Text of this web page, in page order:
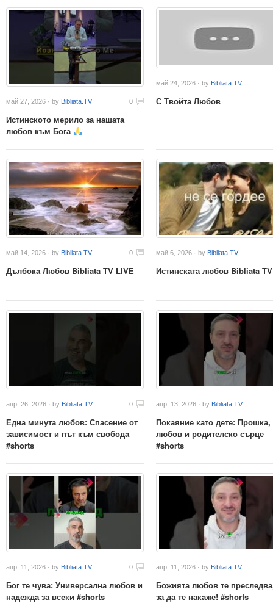
май 27, 2026 · by Bibliata.TV 0
Истинското мерило за нашата
любов към Бога
май 24, 2026 · by Bibliata.TV
С Твойта Любов
май 14, 2026 · by Bibliata.TV 0
Дълбока Любов Bibliata TV LIVE
май 6, 2026 · by Bibliata.TV
Истинската любов Bibliata
апр. 26, 2026 · by Bibliata.TV 0
Една минута любов: Спасение от
зависимост и път към свобода
#shorts
апр. 13, 2026 · by Bibliata.TV
Покаяние като дете: Прошка,
любов и родителско сърце
#shorts
апр. 11, 2026 · by Bibliata.TV 0
Бог те чува: Универсална любов и
надежда за всеки #shorts
апр. 11, 2026 · by Bibliata.TV
Божията любов те
за да те накаже! #shorts